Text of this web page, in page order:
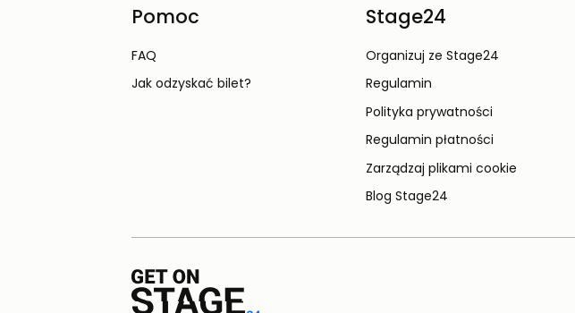
Pomoc
FAQ
Jak odzyskać bilet?
Stage24
Organizuj ze Stage24
Regulamin
Polityka prywatności
Regulamin płatności
Zarządzaj plikami cookie
Blog Stage24